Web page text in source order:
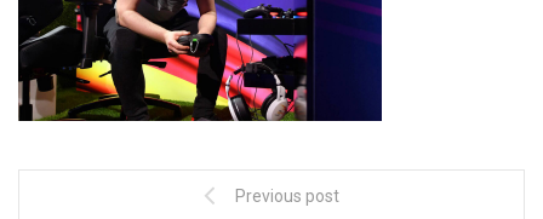
Previous post